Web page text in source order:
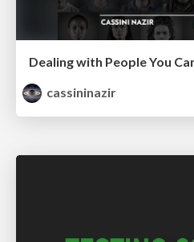
cassininazir